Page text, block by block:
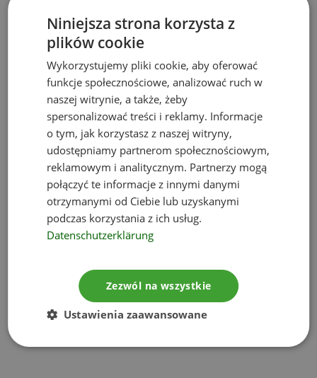
1 2 … 12
Niniejsza strona korzysta z
plików cookie
Wykorzystujemy pliki cookie, aby oferować
funkcje społecznościowe, analizować ruch w
naszej witrynie, a także, żeby
spersonalizować treści i reklamy. Informacje
o tym, jak korzystasz z naszej witryny,
udostępniamy partnerom społecznościowym,
reklamowym i analitycznym. Partnerzy mogą
połączyć te informacje z innymi danymi
otrzymanymi od Ciebie lub uzyskanymi
podczas korzystania z ich usług.
Datenschutzerklärung
Zezwól na wszystkie
Ustawienia zaawansowane